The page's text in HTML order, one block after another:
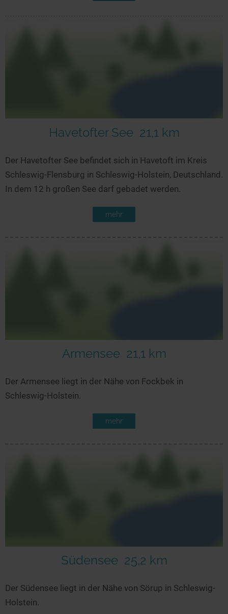
Havetofter See 21,1 km
Der Havetofter See befindet sich in Havetoft im Kreis
Schleswig-Flensburg in Schleswig-Holstein, Deutschland.
In dem 12 h großen See darf gebadet werden.
mehr
Armensee 21,1 km
Der Armensee liegt in der Nähe von Fockbek in
Schleswig-Holstein.
mehr
Südensee 25,2 km
Der Südensee liegt in der Nähe von Sörup in Schleswig-
Holstein.